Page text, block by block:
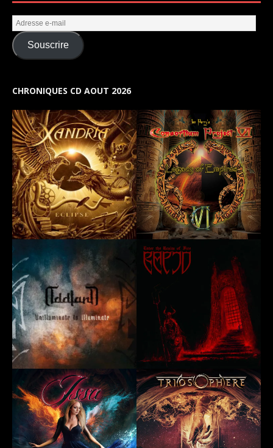
Souscrire
CHRONIQUES CD AOUT 2026